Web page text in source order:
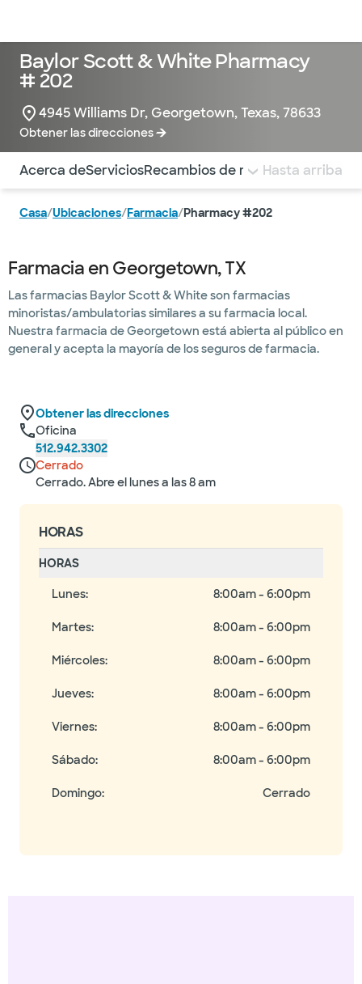
Baylor Scott & White Pharmacy
# 202
4945 Williams Dr, Georgetown, Texas, 78633
Obtener las direcciones
Utilice esta navegación para saltar rápidamente a
Acerca deServiciosRecambios de recetasHasta arriba
Casa/Ubicaciones/Farmacia/Pharmacy #202
Farmacia en Georgetown, TX
Las farmacias Baylor Scott & White son farmacias
minoristas/ambulatorias similares a su farmacia local.
Nuestra farmacia de Georgetown está abierta al público en
general y acepta la mayoría de los seguros de farmacia.
Obtener las direcciones
Oficina
512.942.3302
Cerrado
Cerrado. Abre el lunes a las 8 am
HORAS
HORAS
Lunes: 8:00am - 6:00pm
Martes: 8:00am - 6:00pm
Miércoles: 8:00am - 6:00pm
Jueves: 8:00am - 6:00pm
Viernes: 8:00am - 6:00pm
Sábado: 8:00am - 6:00pm
Domingo: Cerrado